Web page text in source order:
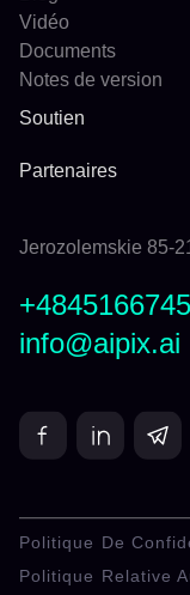
Vidéo
Documents
Notes de version
Soutien
Partenaires
Jerozolemskie 85-
info@aipix.ai
Politique De
Politique Relative